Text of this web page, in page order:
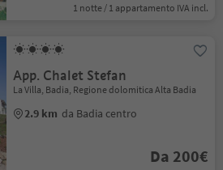
1 notte / 1 appartamento IVA incl.
App. Chalet Stefan
La Villa, Badia, Regione dolomitica Alta Badia
2.9 km da Badia centro
Da 200€